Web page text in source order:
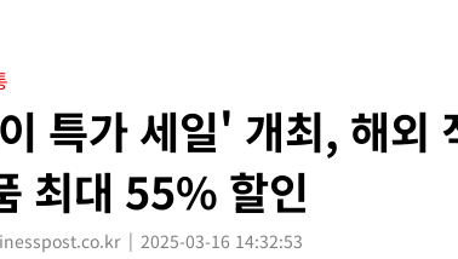
특가 세일' 개최, 해외
최대 55% 할인
2025-03-16 14:32:53